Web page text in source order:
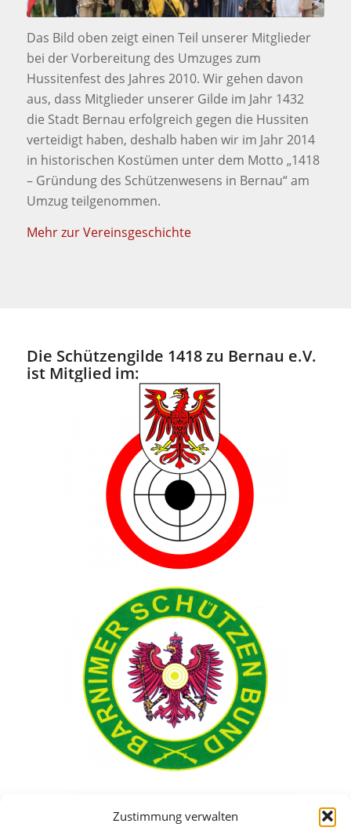
Zustimmung verwalten
Das Bild oben zeigt einen Teil unserer Mitglieder
bei der Vorbereitung des Umzuges zum
Hussitenfest des Jahres 2010. Wir gehen davon
aus, dass Mitglieder unserer Gilde im Jahr 1432
die Stadt Bernau erfolgreich gegen die Hussiten
verteidigt haben, deshalb haben wir im Jahr 2014
in historischen Kostümen unter dem Motto „1418
– Gründung des Schützenwesens in Bernau“ am
Umzug teilgenommen.
Mehr zur Vereinsgeschichte
Die Schützengilde 1418 zu Bernau e.V.
ist Mitglied im: